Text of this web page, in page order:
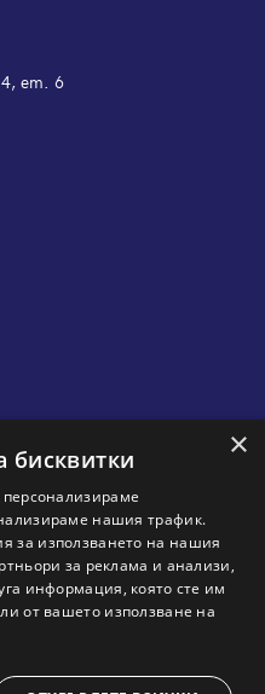
4, ет. 6
×
бисквитки
нашия трафик.
за използването на нашия
за реклама и анализи,
информация, която сте им
от вашето използване на